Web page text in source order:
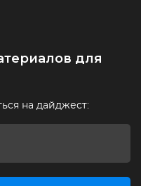
для
на дайджест: